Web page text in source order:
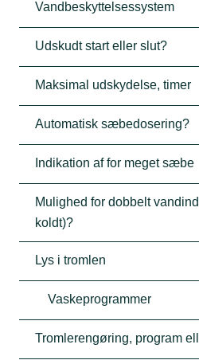
Vandbeskyttelsessystem
Udskudt start eller slut?
Maksimal udskydelse, timer
Automatisk sæbedosering?
Indikation af for meget sæbe
Mulighed for dobbelt
koldt)?
Lys i tromlen
Vaskeprogrammer
Tromlerengøring, program